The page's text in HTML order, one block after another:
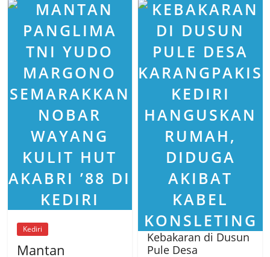
Kediri
Mantan
Kebakaran di Dusun
Pule Desa